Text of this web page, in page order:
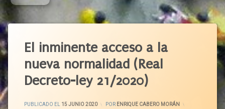
El inminente acceso a la
nueva normalidad (Real
Decreto-ley 21/2020)
PUBLICADO EL 15 JUNIO 2020
22 JUNIO 2020
POR ENRIQUE CABERO MORÁN
Alertas
Sanitarias
Brote
Castilla
Y León